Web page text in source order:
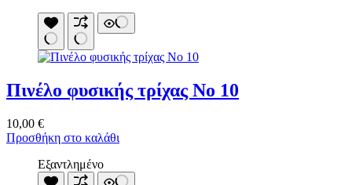
Πινέλο φυσικής τρίχας Νο 10
10,00 €
Προσθήκη στο καλάθι
Εξαντλημένο